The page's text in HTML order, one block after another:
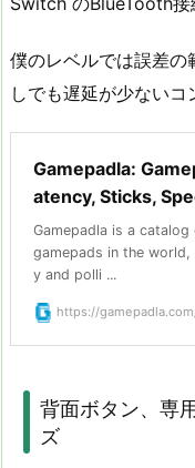
僕のレベルでは誤差の
しでも遅延が少ないコ
Gamepadla:
atency, Sticks,
Gamepadla is a
gamepads in the
y and polli ...
https://
背面ボタン、専
ズ